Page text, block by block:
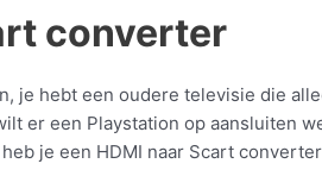
converter
je hebt een oudere televisie die
er een Playstation op aansluiten
je een HDMI naar Scart